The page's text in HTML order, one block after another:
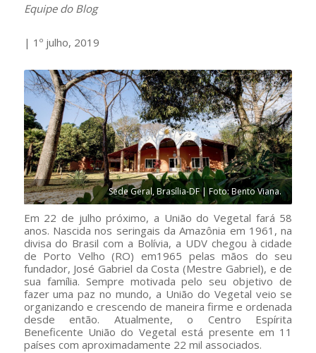
Equipe do Blog
| 1º julho, 2019
Sede Geral, Brasília-DF | Foto: Bento Viana.
Em 22 de julho próximo, a União do Vegetal fará 58
anos. Nascida nos seringais da Amazônia em 1961, na
divisa do Brasil com a Bolívia, a UDV chegou à cidade
de Porto Velho (RO) em1965 pelas mãos do seu
fundador, José Gabriel da Costa (Mestre Gabriel), e de
sua família. Sempre motivada pelo seu objetivo de
fazer uma paz no mundo, a União do Vegetal veio se
organizando e crescendo de maneira firme e ordenada
desde então. Atualmente, o Centro Espírita
Beneficente União do Vegetal está presente em 11
países com aproximadamente 22 mil associados.